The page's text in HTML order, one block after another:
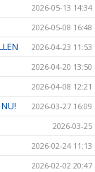
2026-05-13 14:34
2026-05-08 16:48
2026-04-23 11:53
2026-04-20 13:50
2026-04-08 12:21
2026-03-27 16:09
2026-03-25
2026-02-24 11:13
2026-02-02 20:47